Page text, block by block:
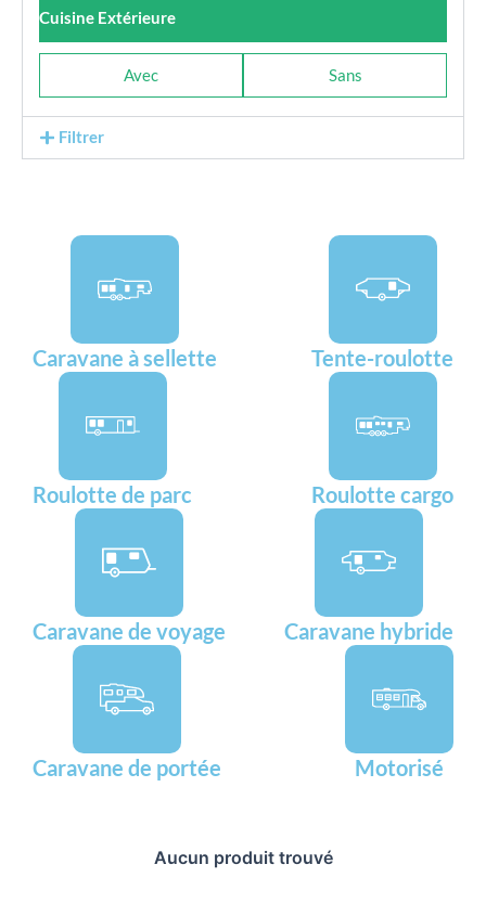
Cuisine Extérieure
Avec Sans
Filtrer
Caravane à sellette Tente-roulotte
Roulotte de parc Roulotte cargo
Caravane de voyage Caravane hybride
Caravane de portée Motorisé
Aucun produit trouvé